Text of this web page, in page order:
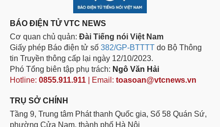
BÁO ĐIỆN TỬ VTC NEWS
Cơ quan chủ quản: Đài Tiếng nói Việt Nam
Giấy phép Báo điện tử số 382/GP-BTTTT do Bộ Thông
tin Truyền thông cấp lại ngày 12/10/2023.
Phó Tổng biên tập phụ trách: Ngô Văn Hải
Hotline: 0855.911.911 | Email: toasoan@vtcnews.vn
TRỤ SỞ CHÍNH
Tầng 9, Trung tâm Phát thanh Quốc gia, Số 58 Quán Sứ,
phường Cửa Nam, thành phố Hà Nội